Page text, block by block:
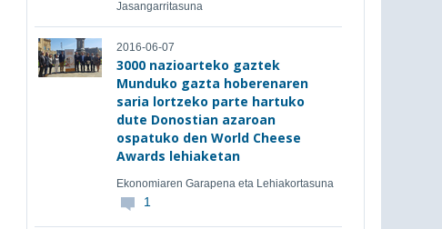
Jasangarritasuna
2016-06-07
3000 nazioarteko gaztek
Munduko gazta hoberenaren
saria lortzeko parte hartuko
dute Donostian azaroan
ospatuko den World Cheese
Awards lehiaketan
Ekonomiaren Garapena eta Lehiakortasuna
1